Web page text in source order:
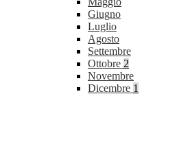
Giugno
Luglio
Agosto
Settembre
Ottobre 2
Novembre
Dicembre 1